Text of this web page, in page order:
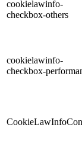
cookielawinfo-
checkbox-others
cookielawinfo-
checkbox-